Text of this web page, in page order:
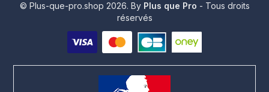
© Plus-que-pro.shop 2026. By Plus que Pro - Tous droits
réservés